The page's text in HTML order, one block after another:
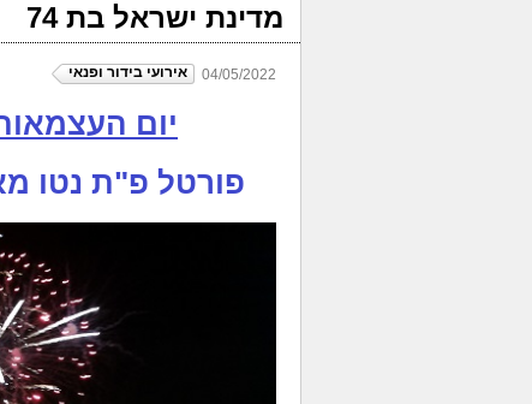
מדינת ישראל בת 74
04/05/2022 אירועי בידור ופנאי
יום העצמאות ה-74 של
פורטל פ"ת נטו